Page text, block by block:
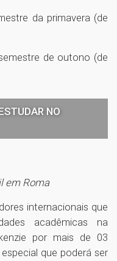
da primavera (de
de outono (de
NO
em Roma
internacionais que
acadêmicas na
por mais de 03
que poderá ser